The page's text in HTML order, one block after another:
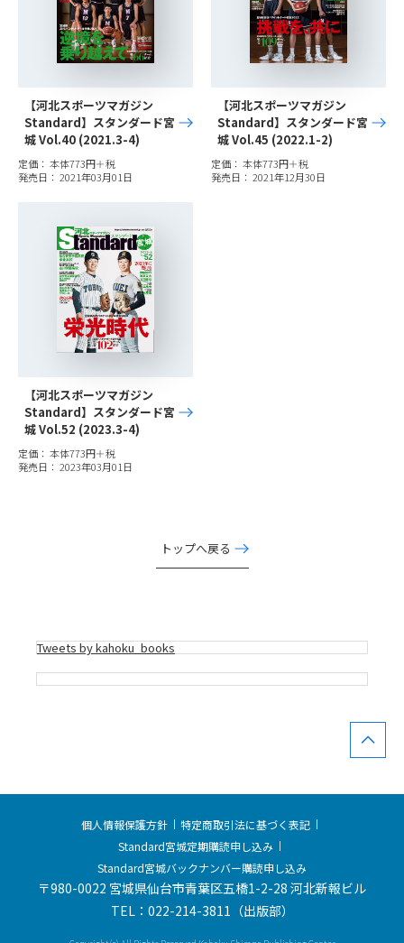
【河北スポーツマガジン
Standard】スタンダード宮
城 Vol.40 (2021.3-4)
定価： 本体773円＋税
発売日： 2021年03月01日
【河北スポーツマガジン
Standard】スタンダード宮
城 Vol.45 (2022.1-2)
定価： 本体773円＋税
発売日： 2021年12月30日
【河北スポーツマガジン
Standard】スタンダード宮
城 Vol.52 (2023.3-4)
定価： 本体773円＋税
発売日： 2023年03月01日
トップへ戻る
Tweets by kahoku_books
個人情報保護方針
特定商取引法に基づく表記
Standard宮城定期購読申し込み
Standard宮城バックナンバー購読申し込み
〒980-0022 宮城県仙台市青葉区五橋1-2-28 河北新報ビル
TEL：022-214-3811（出版部）